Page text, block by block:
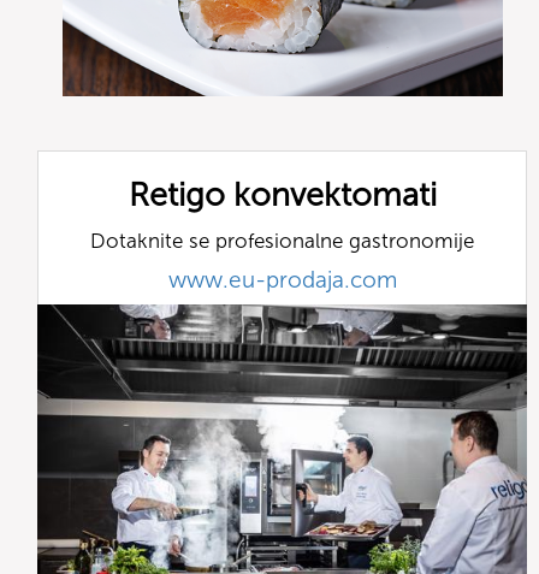
Retigo konvektomati
Dotaknite se profesionalne gastronomije
www.eu-prodaja.com